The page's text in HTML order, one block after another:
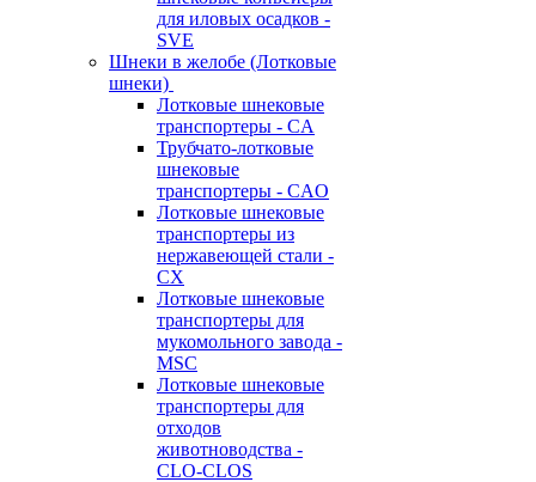
для иловых осадков -
SVE
Шнеки в желобе (Лотковые
шнеки)
Лотковые шнековые
транспортеры - CA
Трубчато-лотковые
шнековые
транспортеры - CAO
Лотковые шнековые
транспортеры из
нержавеющей стали -
CX
Лотковые шнековые
транспортеры для
мукомольного завода -
MSC
Лотковые шнековые
транспортеры для
отходов
животноводства -
CLO-CLOS